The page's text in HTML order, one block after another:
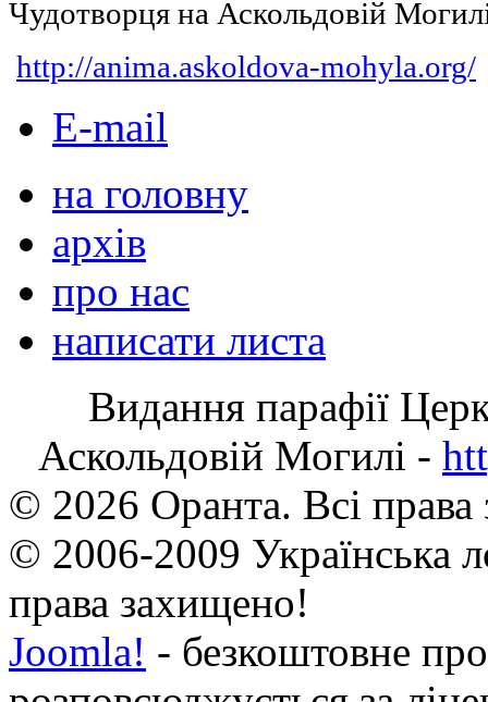
Чудотворця на Аскольдовій
http://anima.askoldova-mohyla.org/
E-mail
на головну
архів
про нас
написати листа
Видання парафії
Аскольдовій Могилі -
© 2026 Оранта. Всі
© 2006-2009 Українська
права захищено!
Joomla! - безкоштовне